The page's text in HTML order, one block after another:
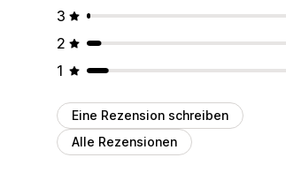
3
2
1
Eine Rezension schreiben
Alle Rezensionen